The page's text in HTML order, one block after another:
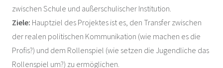
zwischen Schule und außerschulischer Institution.
Ziele: Hauptziel des Projektes ist es, den Transfer zwischen
der realen politischen Kommunikation (wie machen es die
Profis?) und dem Rollenspiel (wie setzen die Jugendliche das
Rollenspiel um?) zu ermöglichen.